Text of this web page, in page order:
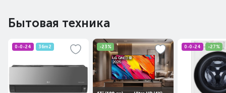
Бытовая техника
0-0-24 36m2 -23% 0-0-24 -27%